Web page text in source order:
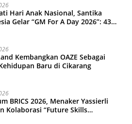
Hari Anak Nasional, Santika
Gelar “GM For A Day 2026”: 43
Kembangkan OAZE Sebagai
Baru di Cikarang
BRICS 2026, Menaker Yassierli
Kolaborasi “Future Skills